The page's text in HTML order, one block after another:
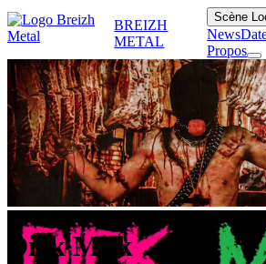
BREIZH
METAL
Scène
News
Propos
Dick Milk